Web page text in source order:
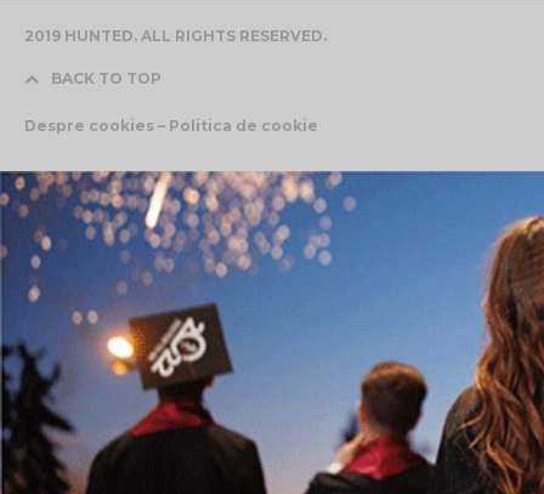
2019 HUNTED. ALL RIGHTS RESERVED.
BACK TO TOP
Despre cookies – Politica de cookie